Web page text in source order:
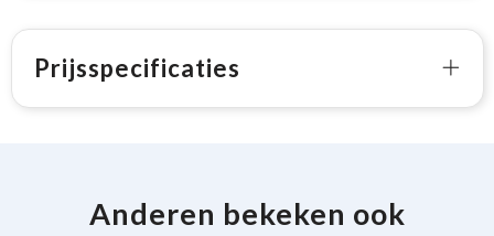
Prijsspecificaties
Anderen bekeken ook